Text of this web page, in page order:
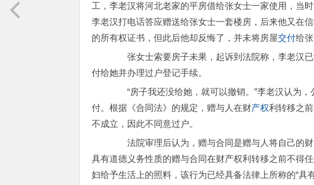
工，李老汉将河北老家的平房借给张女士一家使用，当
李老汉打电话答应赠送给张女士一套楼房，后来他又在
的所有权证书，但此后他却反悔了，并未将房屋交付给张
张女士索要房子未果，起诉到法院称，李老汉已
付给她并办理过户登记手续。
“房子我还没给她，就可以撤销。”李老汉认为，
付。根据《合同法》的规定，赠与人在财产权利转移之
不成立，因此不同意过户。
法院审理后认为，赠与合同是赠与人将自己的财
具有道德义务性质的赠与合同在财产权利转移之前不得
妇给予生活上的照料，该行为已经具备法律上所称的“具